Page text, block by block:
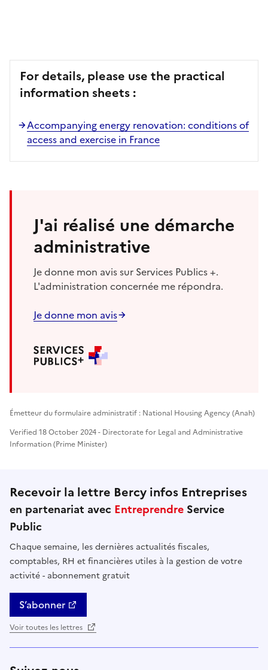
For details, please use the practical
information sheets :
Accompanying energy renovation: conditions of
access and exercise in France
J'ai réalisé une démarche
administrative
Je donne mon avis sur Services Publics +.
L'administration concernée me répondra.
Je donne mon avis
Émetteur du formulaire administratif : National Housing Agency (Anah)
Verified 18 October 2024 - Directorate for Legal and Administrative
Information (Prime Minister)
Recevoir la lettre Bercy infos Entreprises
en partenariat avec Entreprendre Service
Public
Chaque semaine, les dernières actualités fiscales,
comptables, RH et financières utiles à la gestion de votre
activité - abonnement gratuit
S’abonner
Voir toutes les lettres